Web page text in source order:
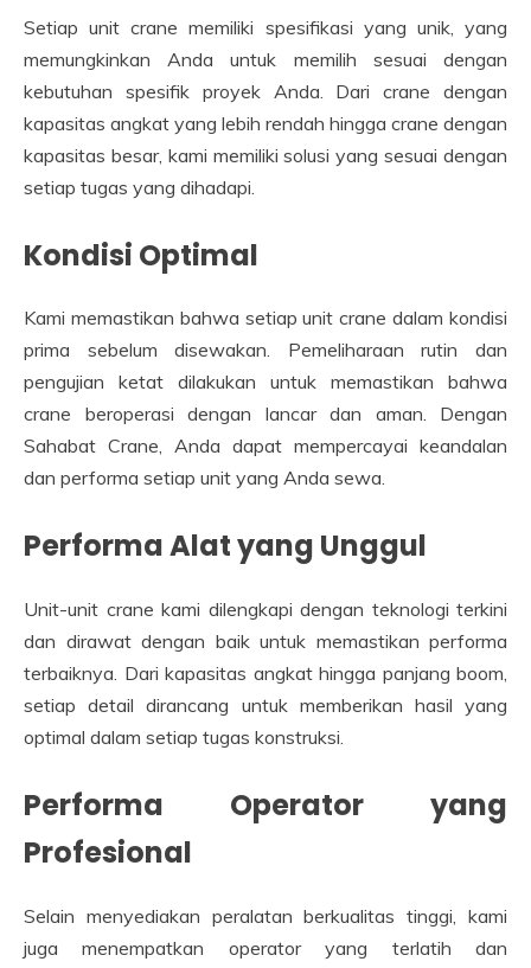
Setiap unit crane memiliki spesifikasi yang unik, yang
memungkinkan Anda untuk memilih sesuai dengan
kebutuhan spesifik proyek Anda. Dari crane dengan
kapasitas angkat yang lebih rendah hingga crane dengan
kapasitas besar, kami memiliki solusi yang sesuai dengan
setiap tugas yang dihadapi.
Kondisi Optimal
Kami memastikan bahwa setiap unit crane dalam kondisi
prima sebelum disewakan. Pemeliharaan rutin dan
pengujian ketat dilakukan untuk memastikan bahwa
crane beroperasi dengan lancar dan aman. Dengan
Sahabat Crane, Anda dapat mempercayai keandalan
dan performa setiap unit yang Anda sewa.
Performa Alat yang Unggul
Unit-unit crane kami dilengkapi dengan teknologi terkini
dan dirawat dengan baik untuk memastikan performa
terbaiknya. Dari kapasitas angkat hingga panjang boom,
setiap detail dirancang untuk memberikan hasil yang
optimal dalam setiap tugas konstruksi.
Performa Operator yang
Profesional
Selain menyediakan peralatan berkualitas tinggi, kami
juga menempatkan operator yang terlatih dan